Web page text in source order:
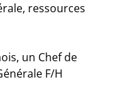
ressources
un Chef de
F/H